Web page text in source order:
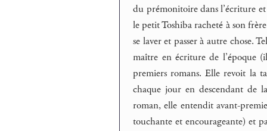
du prémonitoire dans l’écriture et
le petit Toshiba racheté à son
se laver et passer à autre chose.
maître en écriture de l’époque
premiers romans. Elle revoit la
chaque jour en descendant de
roman, elle entendit avant-
touchante et encourageante) et